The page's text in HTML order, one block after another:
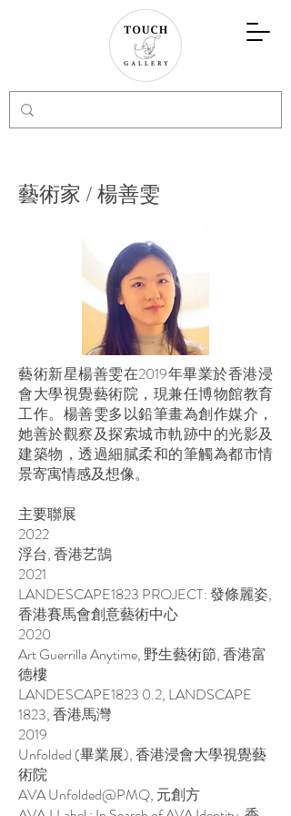
藝術家 / 楊善雯
藝術新星楊善雯在2019年畢業於香港浸
會大學視覺藝術院，現兼任博物館教育
工作。楊善雯多以鉛筆畫為創作媒介，
她善於觀察及探索城市軌跡中的光影及
建築物，透過細膩柔和的筆觸為都市情
景寄寓情感及想像。
主要聯展
2022
浮台, 香港艺鵠​
2021
LANDESCAPE1823 PROJECT: 發條麗姿,
香港賽馬會創意藝術中心
2020
Art Guerrilla Anytime, 野生藝術節, 香港富
德樓
LANDESCAPE1823 0.2, LANDSCAPE
1823, 香港馬灣
2019
Unfolded (畢業展), 香港浸會大學視覺藝
術院
AVA Unfolded@PMQ, 元創方